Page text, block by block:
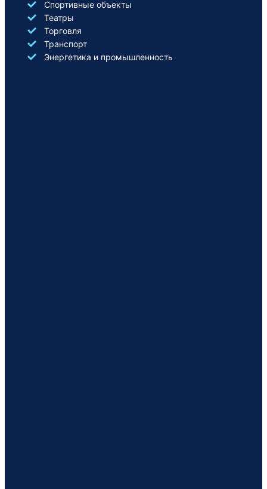
Спортивные объекты
Театры
Торговля
Транспорт
Энергетика и промышленность